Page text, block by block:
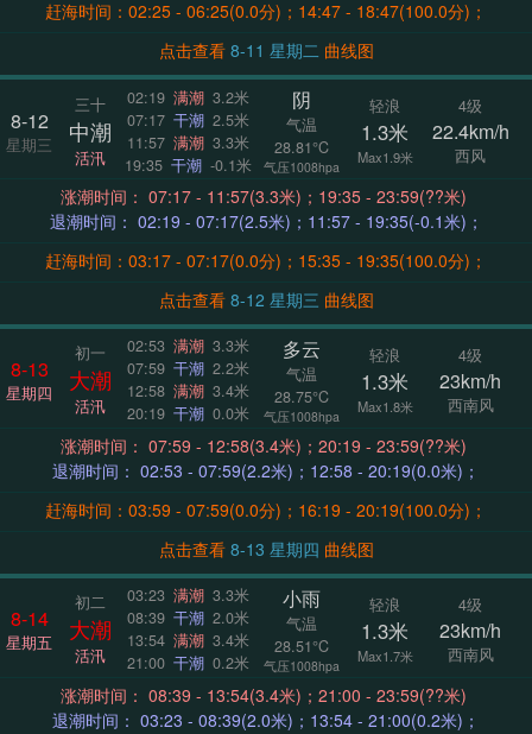
赶海时间：02:25 - 06:25(0.0分)；14:47 - 18:47(100.0分)；
点击查看
8-11 星期二 曲线图
8-12
星期三
三十
中潮
活汛
02:19 满潮 3.2米
07:17 干潮 2.5米
11:57 满潮 3.3米
19:35 干潮 -0.1米
阴
气温
28.81°C
气压1008hpa
轻浪
1.3米
Max1.9米
4级
22.4km/h
西风
涨潮时间： 07:17 - 11:57(3.3米)；19:35 - 23:59(??米)
退潮时间： 02:19 - 07:17(2.5米)；11:57 - 19:35(-0.1米)；
赶海时间：03:17 - 07:17(0.0分)；15:35 - 19:35(100.0分)；
点击查看
8-12 星期三 曲线图
8-13
星期四
初一
大潮
活汛
02:53 满潮 3.3米
07:59 干潮 2.2米
12:58 满潮 3.4米
20:19 干潮 0.0米
多云
气温
28.75°C
气压1008hpa
轻浪
1.3米
Max1.8米
4级
23km/h
西南风
涨潮时间： 07:59 - 12:58(3.4米)；20:19 - 23:59(??米)
退潮时间： 02:53 - 07:59(2.2米)；12:58 - 20:19(0.0米)；
赶海时间：03:59 - 07:59(0.0分)；16:19 - 20:19(100.0分)；
点击查看
8-13 星期四 曲线图
8-14
星期五
初二
大潮
活汛
03:23 满潮 3.3米
08:39 干潮 2.0米
13:54 满潮 3.4米
21:00 干潮 0.2米
小雨
气温
28.51°C
气压1008hpa
轻浪
1.3米
Max1.7米
4级
23km/h
西南风
涨潮时间： 08:39 - 13:54(3.4米)；21:00 - 23:59(??米)
退潮时间： 03:23 - 08:39(2.0米)；13:54 - 21:00(0.2米)；